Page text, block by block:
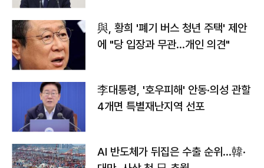
與, 황희 '폐기 버스 청년 주택' 제안
에 "당 입장과 무관…개인 의견"
李대통령, '호우피해' 안동·의성 관할
4개면 특별재난지역 선포
AI 반도체가 뒤집은 수출 순위…韓·